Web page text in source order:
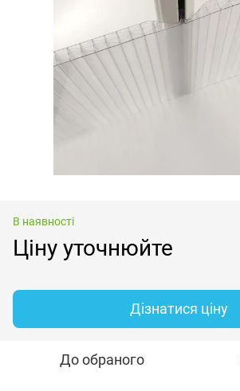
В наявності
Ціну уточнюйте
Дізнатися ціну
До обраного